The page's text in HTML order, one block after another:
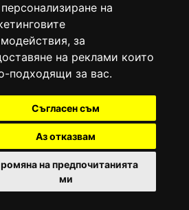
на
, за
на реклами които
подходящи за вас.
Съгласен съм
Аз отказвам
на предпочитанията
ми
е регистрирано в националния
издания (Българска национална
ISSN 1312-4722.
на марката: Вяра информационен
България, със свидетелство за марка
година.
запазени!